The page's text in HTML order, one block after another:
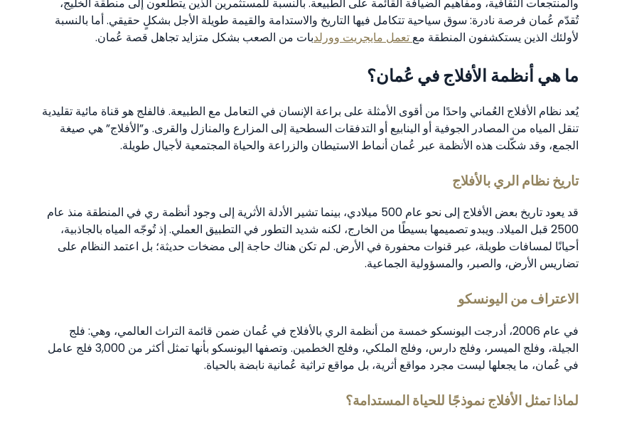
تُقدّم عُمان فرصة نادرة: سوق سياحية تتكامل فيها التاريخ والاستدامة والقيمة طويلة الأجل بشكلٍ حقيقي. أما بالنسبة
لأولئك الذين يستكشفون المنطقة مع تعمل مايجريت وورلدبات من الصعب بشكل متزايد تجاهل قصة عُمان.
ما هي أنظمة الأفلاج في عُمان؟
يُعد نظام الأفلاج العُماني واحدًا من أقوى الأمثلة على براعة الإنسان في التعامل مع الطبيعة. فالفلج هو قناة مائية تقليدية
تنقل المياه من المصادر الجوفية أو الينابيع أو التدفقات السطحية إلى المزارع والمنازل والقرى. و”الأفلاج” هي صيغة
الجمع، وقد شكّلت هذه الأنظمة عبر عُمان أنماط الاستيطان والزراعة والحياة المجتمعية لأجيال طويلة.
تاريخ نظام الري بالأفلاج
قد يعود تاريخ بعض الأفلاج إلى نحو عام 500 ميلادي، بينما تشير الأدلة الأثرية إلى وجود أنظمة ري في المنطقة منذ عام
2500 قبل الميلاد. ويبدو تصميمها بسيطًا من الخارج، لكنه شديد التطور في التطبيق العملي. إذ تُوجّه المياه بالجاذبية،
أحيانًا لمسافات طويلة، عبر قنوات محفورة في الأرض. لم تكن هناك حاجة إلى مضخات حديثة؛ بل اعتمد النظام على
تضاريس الأرض، والصبر، والمسؤولية الجماعية.
الاعتراف من اليونسكو
في عام 2006، أدرجت اليونسكو خمسة من أنظمة الري بالأفلاج في عُمان ضمن قائمة التراث العالمي، وهي: فلج
الجيلة، وفلج الميسر، وفلج دارس، وفلج الملكي، وفلج الخطمين. وتصفها اليونسكو بأنها تمثل أكثر من 3,000 فلج عامل
في عُمان، ما يجعلها ليست مجرد مواقع أثرية، بل مواقع تراثية عُمانية نابضة بالحياة.
لماذا تمثل الأفلاج نموذجًا للحياة المستدامة؟